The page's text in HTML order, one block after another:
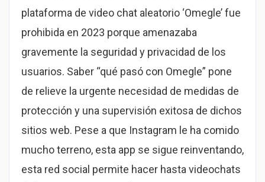
plataforma de video chat aleatorio ‘Omegle’ fue
prohibida en 2023 porque amenazaba
gravemente la seguridad y privacidad de los
usuarios. Saber “qué pasó con Omegle” pone
de relieve la urgente necesidad de medidas de
protección y una supervisión exitosa de dichos
sitios web. Pese a que Instagram le ha comido
mucho terreno, esta app se sigue reinventando,
esta red social permite hacer hasta videochats